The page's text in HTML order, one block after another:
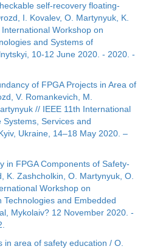
self-recovery floating-
I. Kovalev, O. Martynyuk, K.
Workshop on
and Systems of
10-12 June 2020. - 2020. -
of FPGA Projects in Area of
V. Romankevich, M.
// IEEE 11th International
Services and
Ukraine, 14–18 May 2020. –
in FPGA Components of Safety-
K. Zashcholkin, O. Martynyuk, O.
Workshop on
and Embedded
Mykolaiv? 12 November 2020. -
in area of safety education / O.